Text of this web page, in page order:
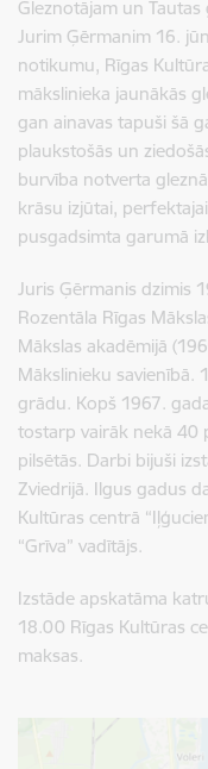
Gleznotājam un Tautas
Jurim Ģērmanim 16.
notikumu, Rīgas
mākslinieka jaunākās
gan ainavas tapuši šā
plaukstošās un
burvība notverta
krāsu izjūtai,
pusgadsimta garumā
Juris Ģērmanis dzimis
Rozentāla Rīgas
Mākslas akadēmijā
Mākslinieku savienībā.
grādu. Kopš 1967.
tostarp vairāk nekā 40
pilsētās. Darbi bijuši
Zviedrijā. Ilgus gadus
Kultūras centrā
“Grīva” vadītājs.
Izstāde apskatāma
18.00 Rīgas Kultūras
maksas.